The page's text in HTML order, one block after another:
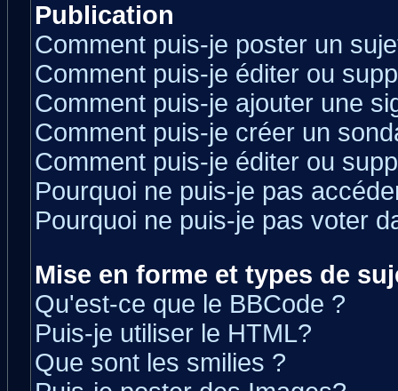
Publication
Comment puis-je poster un
Comment puis-je éditer ou
Comment puis-je ajouter une
Comment puis-je créer un
Comment puis-je éditer ou
Pourquoi ne puis-je pas
Pourquoi ne puis-je pas voter
Mise en forme et types de
Qu'est-ce que le BBCode ?
Puis-je utiliser le HTML?
Que sont les smilies ?